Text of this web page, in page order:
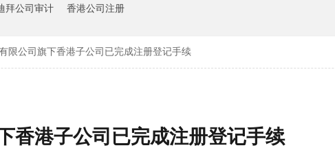
拜公司审计 香港公司注册
限公司旗下香港子公司已完成注册登记手续
香港子公司已完成注册登记手续